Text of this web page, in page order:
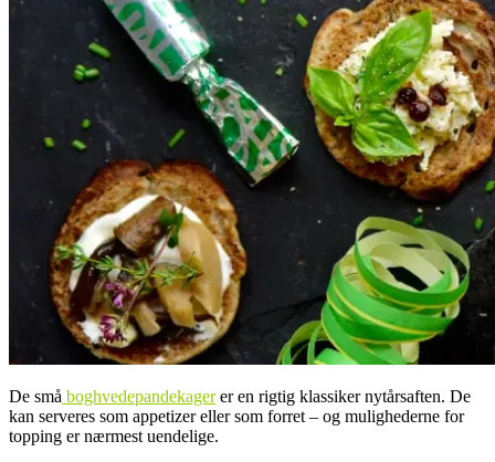
De små boghvedepandekager er en rigtig klassiker nytårsaften. De
kan serveres som appetizer eller som forret – og mulighederne for
topping er nærmest uendelige.